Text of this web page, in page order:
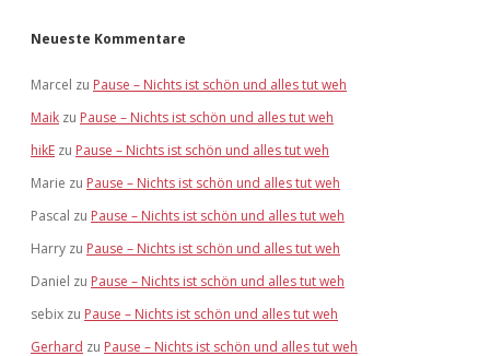
Neueste Kommentare
Marcel zu Pause – Nichts ist schön und alles tut weh
Maik zu Pause – Nichts ist schön und alles tut weh
hikE zu Pause – Nichts ist schön und alles tut weh
Marie zu Pause – Nichts ist schön und alles tut weh
Pascal zu Pause – Nichts ist schön und alles tut weh
Harry zu Pause – Nichts ist schön und alles tut weh
Daniel zu Pause – Nichts ist schön und alles tut weh
sebix zu Pause – Nichts ist schön und alles tut weh
Gerhard zu Pause – Nichts ist schön und alles tut weh